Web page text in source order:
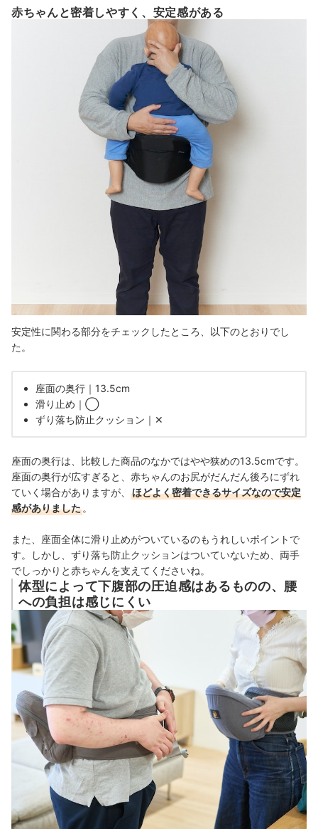
赤ちゃんと密着しやすく、安定感がある
安定性に関わる部分をチェックしたところ、以下のとおりでし
た。
座面の奥行｜13.5cm
滑り止め｜◯
ずり落ち防止クッション｜✕
座面の奥行は、比較した商品のなかではやや狭めの13.5cmです。
座面の奥行が広すぎると、赤ちゃんのお尻がだんだん後ろにずれ
ていく場合がありますが、
ほどよく密着できるサイズなので安定
感がありました 。
また、座面全体に滑り止めがついているのもうれしいポイントで
す。しかし、ずり落ち防止クッションはついていないため、両手
でしっかりと赤ちゃんを支えてくださいね。
体型によって下腹部の圧迫感はあるものの、腰
への負担は感じにくい